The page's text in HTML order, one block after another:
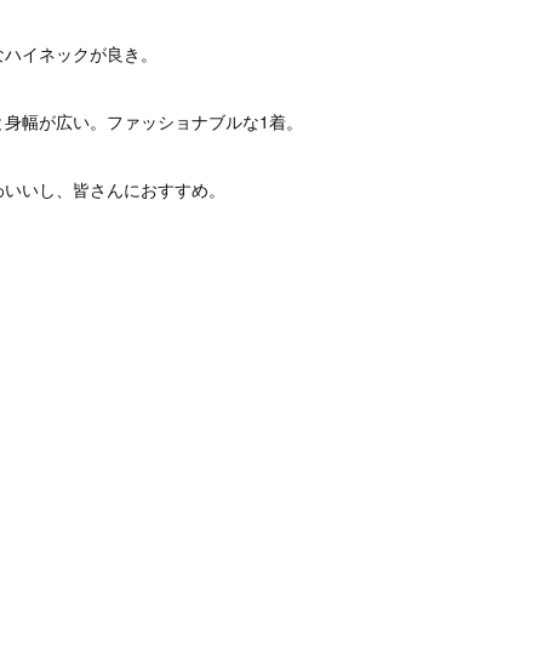
イネックが良き。
幅が広い。ファッショナブルな1着。
いし、皆さんにおすすめ。